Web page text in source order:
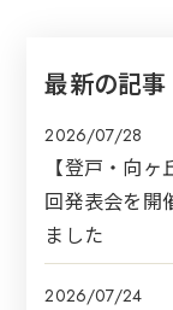
最新の記事
2026/07/28
【登戸・向
回発表会を開
ました
2026/07/24